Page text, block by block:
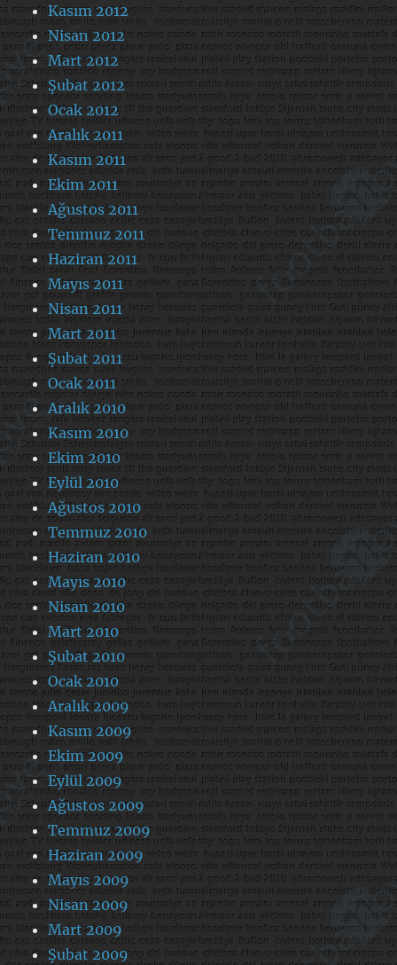
Kasım 2012
Nisan 2012
Mart 2012
Şubat 2012
Ocak 2012
Aralık 2011
Kasım 2011
Ekim 2011
Ağustos 2011
Temmuz 2011
Haziran 2011
Mayıs 2011
Nisan 2011
Mart 2011
Şubat 2011
Ocak 2011
Aralık 2010
Kasım 2010
Ekim 2010
Eylül 2010
Ağustos 2010
Temmuz 2010
Haziran 2010
Mayıs 2010
Nisan 2010
Mart 2010
Şubat 2010
Ocak 2010
Aralık 2009
Kasım 2009
Ekim 2009
Eylül 2009
Ağustos 2009
Temmuz 2009
Haziran 2009
Mayıs 2009
Nisan 2009
Mart 2009
Şubat 2009